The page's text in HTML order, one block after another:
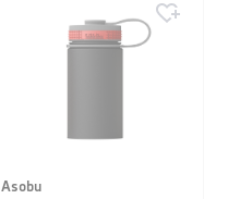
Asobu